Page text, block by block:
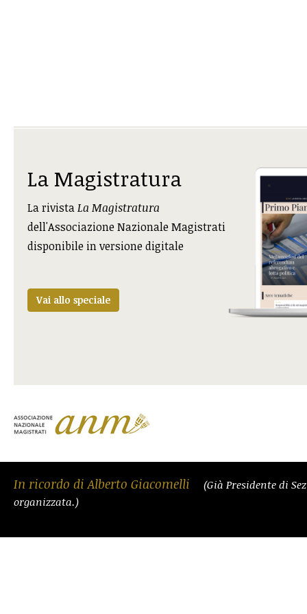
La Magistratura
La rivistaLa Magistratura
dell'Associazione Nazionale Magistrati
disponibile in versione digitale
Vai allo speciale
In ricordo di Alberto Giacomelli
(Già Presidente di
organizzata.)